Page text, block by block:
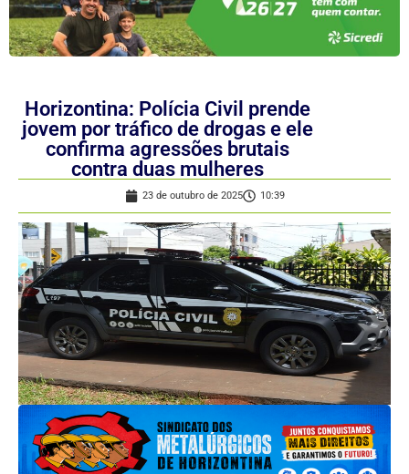
Horizontina: Polícia Civil prende
jovem por tráfico de drogas e ele
confirma agressões brutais
contra duas mulheres
23 de outubro de 2025 10:39